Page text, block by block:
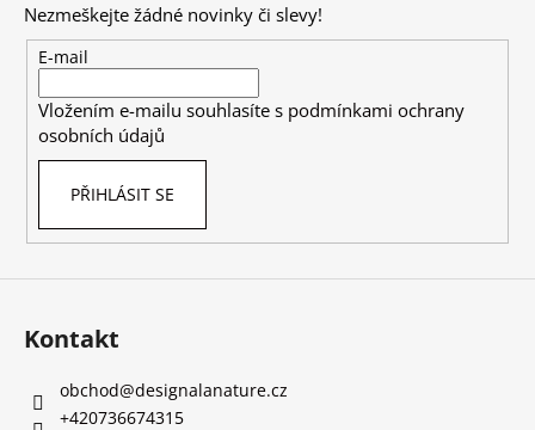
Nezmeškejte žádné novinky či slevy!
E-mail
Vložením e-mailu souhlasíte s podmínkami ochrany
osobních údajů
PŘIHLÁSIT SE
Kontakt
obchod@designalanature.cz
+420736674315